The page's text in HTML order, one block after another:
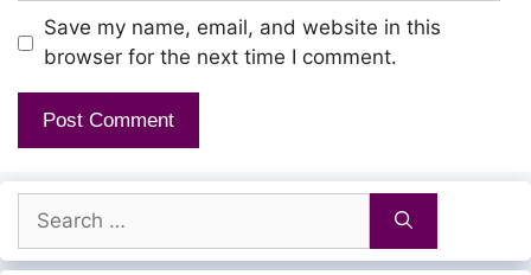
Save my name, email, and website in this
browser for the next time I comment.
Search
for: